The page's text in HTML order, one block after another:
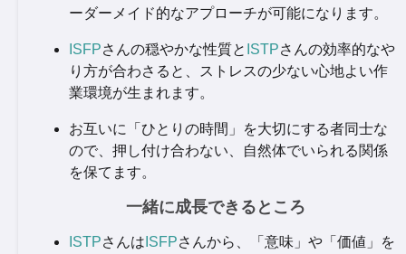
ーダーメイド的なアプローチが可能になります。
ISFPさんの穏やかな性質と ISTPさんの効率的なや
り方が合わさると、ストレスの少ない心地よい作
業環境が生まれます。
お互いに「ひとりの時間」を大切にする者同士な
ので、押し付け合わない、自然体でいられる関係
を保てます。
一緒に成長できるところ
ISTPさんは ISFPさんから、「意味」や「価値」を